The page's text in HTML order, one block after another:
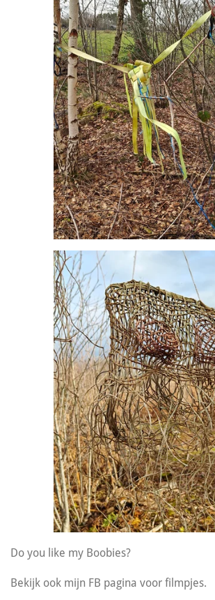
Do you like my Boobies?
Bekijk ook mijn FB pagina voor filmpjes.